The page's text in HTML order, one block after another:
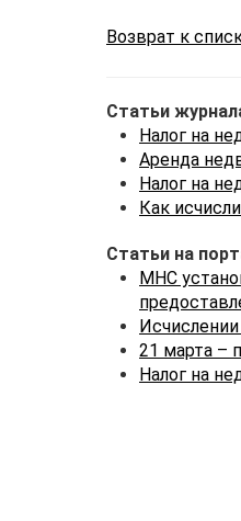
Возврат к
Статьи
Налог на
Аренда
Налог на
Как
Статьи на
МНС
21 марта –
Налог на